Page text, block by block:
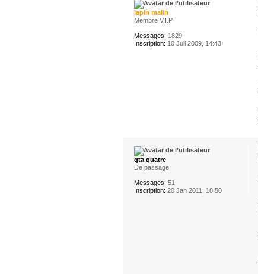
lapin malin
Membre V.I.P
Messages: 1829
Inscription: 10 Juil 2009, 14:43
gta quatre
De passage
Messages: 51
Inscription: 20 Jan 2011, 18:50